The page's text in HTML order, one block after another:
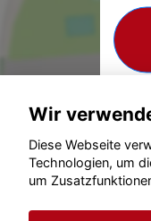
©
Wir
Diese Webseite
Technologien, um
um